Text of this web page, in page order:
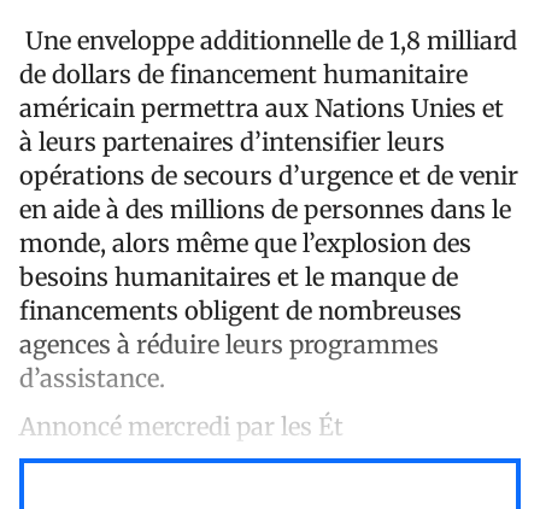
Une enveloppe additionnelle de 1,8 milliard
de dollars de financement humanitaire
américain permettra aux Nations Unies et
à leurs partenaires d’intensifier leurs
opérations de secours d’urgence et de venir
en aide à des millions de personnes dans le
monde, alors même que l’explosion des
besoins humanitaires et le manque de
financements obligent de nombreuses
agences à réduire leurs programmes
d’assistance.
Annoncé mercredi par les Ét